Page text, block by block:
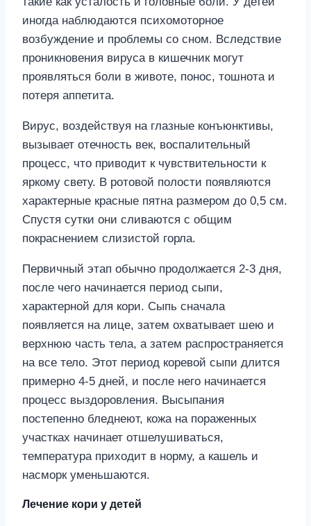
иногда наблюдаются психомоторное
возбуждение и проблемы со сном. Вследствие
проникновения вируса в кишечник могут
проявляться боли в животе, понос, тошнота и
потеря аппетита.
Вирус, воздействуя на глазные конъюнктивы,
вызывает отечность век, воспалительный
процесс, что приводит к чувствительности к
яркому свету. В ротовой полости появляются
характерные красные пятна размером до 0,5 см.
Спустя сутки они сливаются с общим
покраснением слизистой горла.
Первичный этап обычно продолжается 2-3 дня,
после чего начинается период сыпи,
характерной для кори. Сыпь сначала
появляется на лице, затем охватывает шею и
верхнюю часть тела, а затем распространяется
на все тело. Этот период коревой сыпи длится
примерно 4-5 дней, и после него начинается
процесс выздоровления. Высыпания
постепенно бледнеют, кожа на пораженных
участках начинает отшелушиваться,
температура приходит в норму, а кашель и
насморк уменьшаются.
Лечение кори у детей